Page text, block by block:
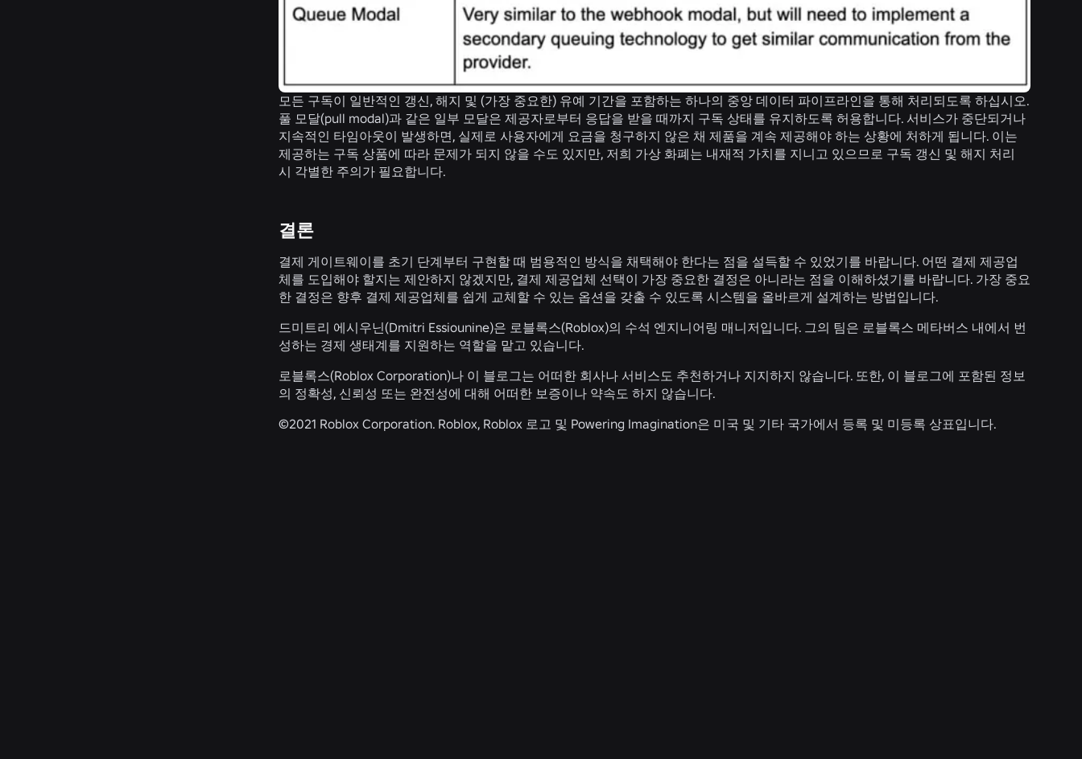
모든 구독이 일반적인 갱신, 해지 및 (가장 중요한) 유예 기간을 포함하는 하나의 중앙 데이터 파이프라인을 통해 처리되도록 하십시오.
풀 모달(pull modal)과 같은 일부 모달은 제공자로부터 응답을 받을 때까지 구독 상태를 유지하도록 허용합니다. 서비스가 중단되거나
지속적인 타임아웃이 발생하면, 실제로 사용자에게 요금을 청구하지 않은 채 제품을 계속 제공해야 하는 상황에 처하게 됩니다. 이는
제공하는 구독 상품에 따라 문제가 되지 않을 수도 있지만, 저희 가상 화폐는 내재적 가치를 지니고 있으므로 구독 갱신 및 해지 처리
시 각별한 주의가 필요합니다.
결론
결제 게이트웨이를 초기 단계부터 구현할 때 범용적인 방식을 채택해야 한다는 점을 설득할 수 있었기를 바랍니다. 어떤 결제 제공업
체를 도입해야 할지는 제안하지 않겠지만, 결제 제공업체 선택이 가장 중요한 결정은 아니라는 점을 이해하셨기를 바랍니다. 가장 중요
한 결정은 향후 결제 제공업체를 쉽게 교체할 수 있는 옵션을 갖출 수 있도록 시스템을 올바르게 설계하는 방법입니다.
드미트리 에시우닌(Dmitri Essiounine)은 로블록스(Roblox)의 수석 엔지니어링 매니저입니다. 그의 팀은 로블록스 메타버스 내에서 번
성하는 경제 생태계를 지원하는 역할을 맡고 있습니다.
로블록스(Roblox Corporation)나 이 블로그는 어떠한 회사나 서비스도 추천하거나 지지하지 않습니다. 또한, 이 블로그에 포함된 정보
의 정확성, 신뢰성 또는 완전성에 대해 어떠한 보증이나 약속도 하지 않습니다.
©2021 Roblox Corporation. Roblox, Roblox 로고 및 Powering Imagination은 미국 및 기타 국가에서 등록 및 미등록 상표입니다.